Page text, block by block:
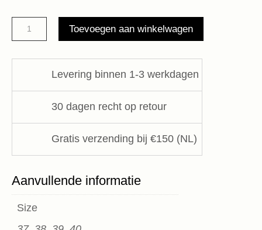
Sharkyd
425
Toevoegen aan winkelwagen
Levering binnen 1-3 werkdagen
30 dagen recht op retour
Gratis verzending bij €150 (NL)
Aanvullende informatie
Size